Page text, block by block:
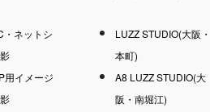
・ネットシ
用イメージ
LUZZ STUDIO(大阪・
本町)
A8 LUZZ STUDIO(大
阪・南堀江)